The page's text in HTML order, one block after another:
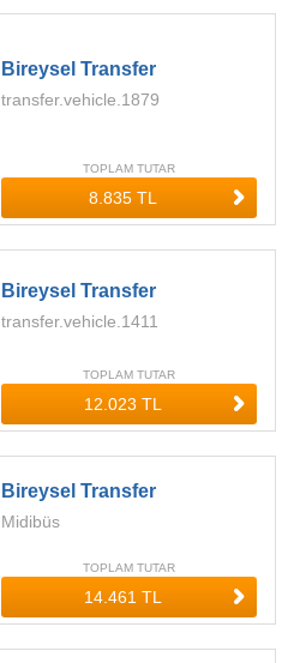
Bireysel Transfer
transfer.vehicle.1879
TOPLAM TUTAR
Bireysel Transfer
transfer.vehicle.1411
TOPLAM TUTAR
Bireysel Transfer
Midibüs
TOPLAM TUTAR